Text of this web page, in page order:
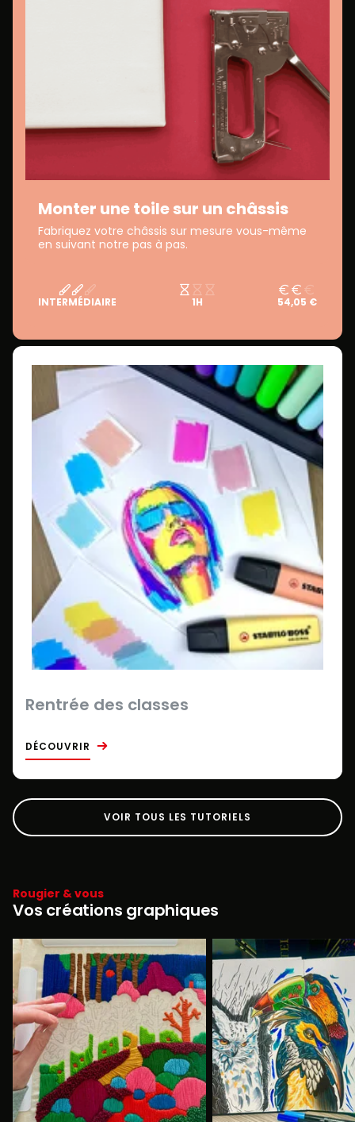
Monter une toile sur un châssis
Fabriquez votre châssis sur mesure vous-même
en suivant notre pas à pas.
INTERMÉDIAIRE 1H 54,05 €
Rentrée des classes
DÉCOUVRIR
VOIR TOUS LES TUTORIELS
Rougier & vous
Vos créations graphiques